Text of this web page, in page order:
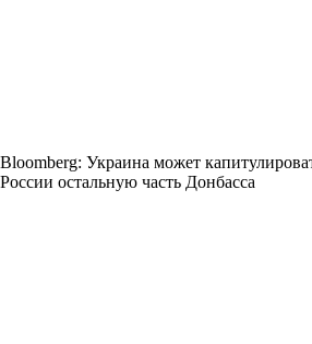
Bloomberg: Украина может
России остальную часть Донбасса